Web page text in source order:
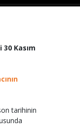
Kasım
tarihinin